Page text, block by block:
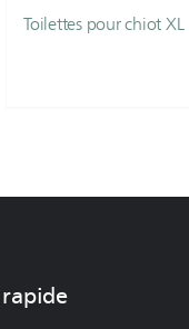
Toilettes pour chiot XL